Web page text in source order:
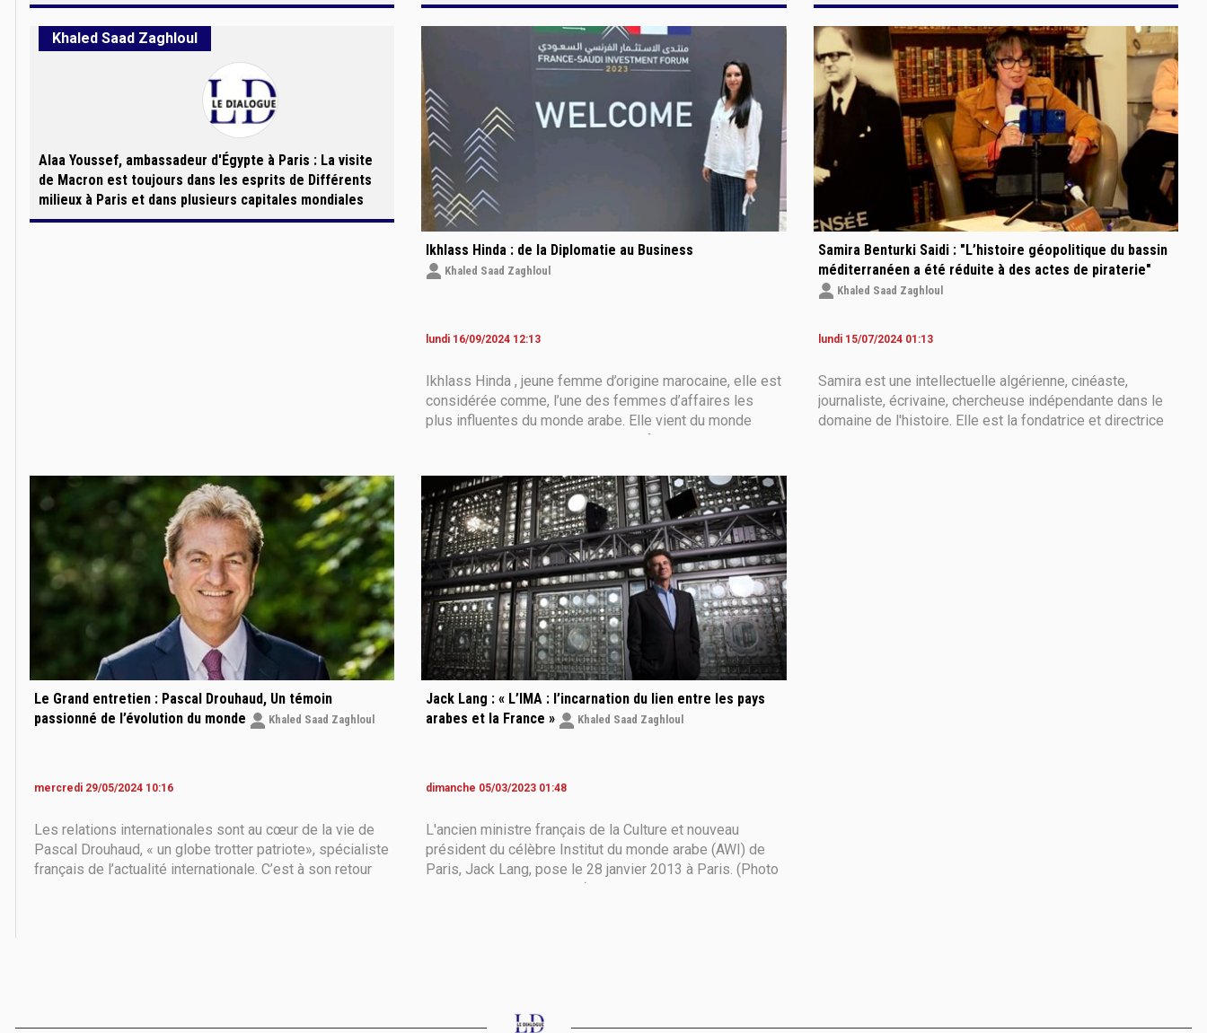
Khaled Saad Zaghloul
Alaa Youssef, ambassadeur d'Égypte à Paris : La visite
de Macron est toujours dans les esprits de Différents
milieux à Paris et dans plusieurs capitales mondiales
Ikhlass Hinda : de la Diplomatie au Business
Khaled Saad Zaghloul
lundi 16/09/2024 12:13
Ikhlass Hinda , jeune femme d’origine marocaine, elle est
considérée comme, l’une des femmes d’affaires les
plus influentes du monde arabe. Elle vient du monde
Diplomatique et Culturel, une jeune femme intelligente,
Women mondiale dans son domaine,
Samira Benturki Saidi : "L’histoire géopolitique du bassin
méditerranéen a été réduite à des actes de piraterie"
Khaled Saad Zaghloul
lundi 15/07/2024 01:13
Samira est une intellectuelle algérienne, cinéaste,
journaliste, écrivaine, chercheuse indépendante dans le
domaine de l'histoire. Elle est la fondatrice et directrice
Le Grand entretien : Pascal Drouhaud, Un témoin
passionné de l’évolution du monde
Khaled Saad Zaghloul
mercredi 29/05/2024 10:16
Les relations internationales sont au cœur de la vie de
Pascal Drouhaud, « un globe trotter patriote», spécialiste
français de l’actualité internationale. C’est à son retour
Jack Lang : « L’IMA : l’incarnation du lien entre les pays
arabes et la France »
Khaled Saad Zaghloul
dimanche 05/03/2023 01:48
L'ancien ministre français de la Culture et nouveau
président du célèbre Institut du monde arabe (AWI) de
Paris, Jack Lang, pose le 28 janvier 2013 à Paris. (Photo
par Martin BUREAU - AFP) C’est demain 6 mars que le